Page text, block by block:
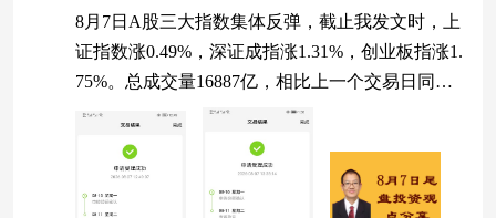
8月7日A股三大指数集体反弹，截止我发文时，上
证指数涨0.49%，深证成指涨1.31%，创业板指涨1.
75%。总成交量16887亿，相比上一个交易日同期
缩量764亿，估计全天量能在2.5万亿左右。全市场
有2353只个股上涨，有3046家下跌，创新药、元
件、PET铜箔、PCB、CPO、先进封装、存储芯片
等涨幅靠前，数据安全、软件开发、云计算、AI